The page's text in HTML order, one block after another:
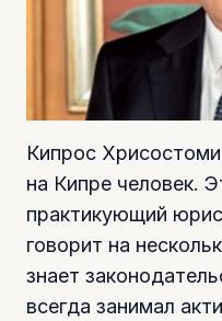
Кипрос
на Кипре человек.
практикующий
говорит на
знает
всегда занимал